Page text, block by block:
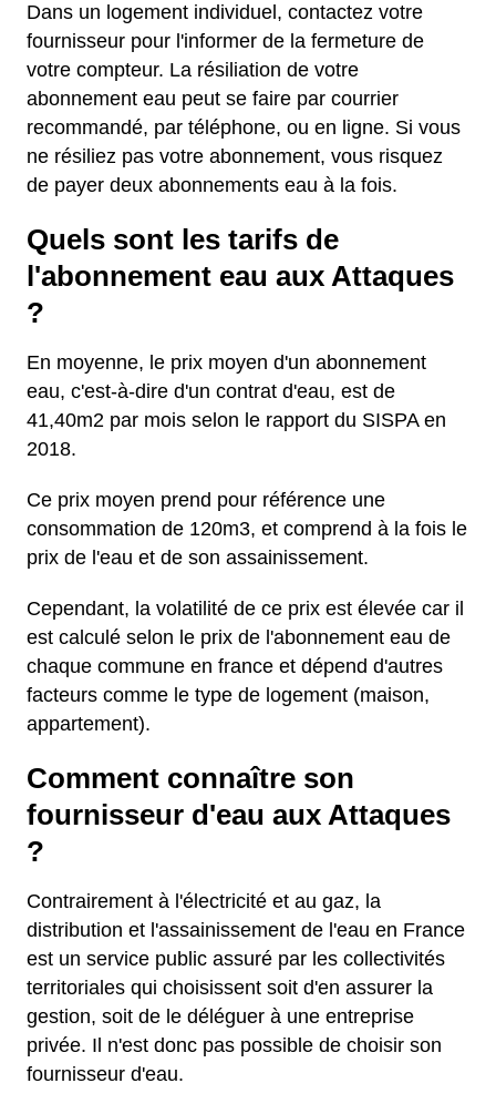
Dans un logement individuel, contactez votre
fournisseur pour l'informer de la fermeture de
votre compteur. La résiliation de votre
abonnement eau peut se faire par courrier
recommandé, par téléphone, ou en ligne. Si vous
ne résiliez pas votre abonnement, vous risquez
de payer deux abonnements eau à la fois.
Quels sont les tarifs de
l'abonnement eau aux Attaques
?
En moyenne, le prix moyen d'un abonnement
eau, c'est-à-dire d'un contrat d'eau, est de
41,40m2 par mois selon le rapport du SISPA en
2018.
Ce prix moyen prend pour référence une
consommation de 120m3, et comprend à la fois le
prix de l'eau et de son assainissement.
Cependant, la volatilité de ce prix est élevée car il
est calculé selon le prix de l'abonnement eau de
chaque commune en france et dépend d'autres
facteurs comme le type de logement (maison,
appartement).
Comment connaître son
fournisseur d'eau aux Attaques
?
Contrairement à l'électricité et au gaz, la
distribution et l'assainissement de l'eau en France
est un service public assuré par les collectivités
territoriales qui choisissent soit d'en assurer la
gestion, soit de le déléguer à une entreprise
privée. Il n'est donc pas possible de choisir son
fournisseur d'eau.